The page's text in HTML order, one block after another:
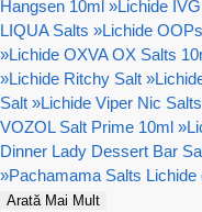
Hangsen 10ml »Lichide
LIQUA Salts »Lichide
»Lichide OXVA OX Salts
»Lichide Ritchy Salt »
Salt »Lichide Viper Nic
VOZOL Salt Prime 10ml »
Dinner Lady Dessert Bar
»Pachamama Salts
Arată Mai Mult